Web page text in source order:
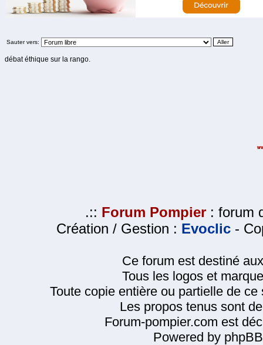
Sauter vers:
débat éthique sur la rango.
.:: Forum Pompier : forum
Création / Gestion : Evoclic -
Ce forum est destiné
Tous les logos et
Toute copie entière ou partielle de
Les propos tenus sont
Forum-pompier.com est
Powered by